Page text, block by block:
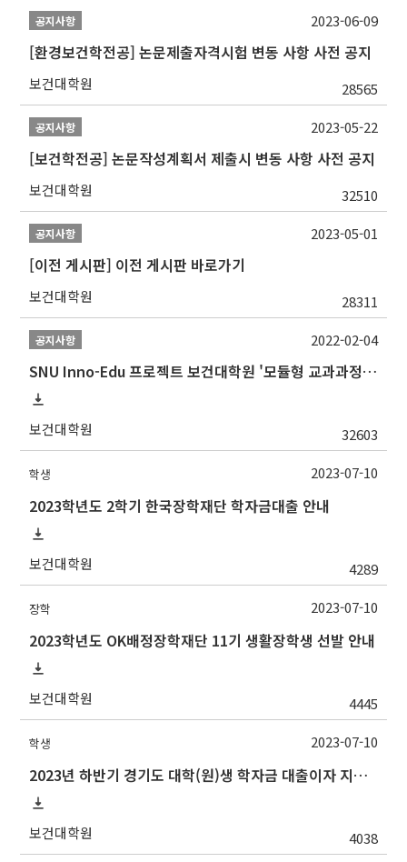
공지사항
[환경보건학전공] 논문제출자격시험 변동 사항 사전 공지
보건대학원 28565
2023-06-09
공지사항
[보건학전공] 논문작성계획서 제출시 변동 사항 사전 공지
보건대학원 32510
2023-05-22
공지사항
[이전 게시판] 이전 게시판 바로가기
보건대학원 28311
2023-05-01
공지사항
SNU Inno-Edu 프로젝트 보건대학원 '모듈형 교과과정' 안내(revised 2022/2/28)
보건대학원 32603
2022-02-04
학생
2023학년도 2학기 한국장학재단 학자금대출 안내
보건대학원 4289
2023-07-10
장학
2023학년도 OK배정장학재단 11기 생활장학생 선발 안내
보건대학원 4445
2023-07-10
학생
2023년 하반기 경기도 대학(원)생 학자금 대출이자 지원사업 안내
보건대학원 4038
2023-07-10